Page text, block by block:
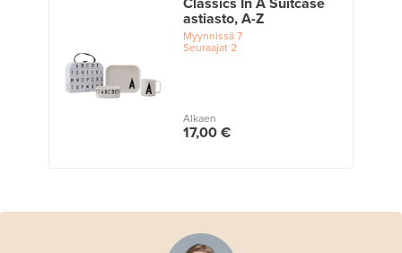
astiasto, A-Z
Myynnissä7
Seuraajat 2
Alkaen
17,00 €